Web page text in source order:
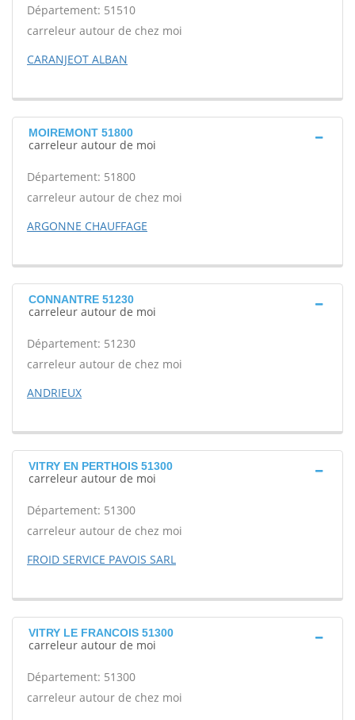
Département: 51510
carreleur autour de chez moi
CARANJEOT ALBAN
MOIREMONT 51800
carreleur autour de moi
Département: 51800
carreleur autour de chez moi
ARGONNE CHAUFFAGE
CONNANTRE 51230
carreleur autour de moi
Département: 51230
carreleur autour de chez moi
ANDRIEUX
VITRY EN PERTHOIS 51300
carreleur autour de moi
Département: 51300
carreleur autour de chez moi
FROID SERVICE PAVOIS SARL
VITRY LE FRANCOIS 51300
carreleur autour de moi
Département: 51300
carreleur autour de chez moi